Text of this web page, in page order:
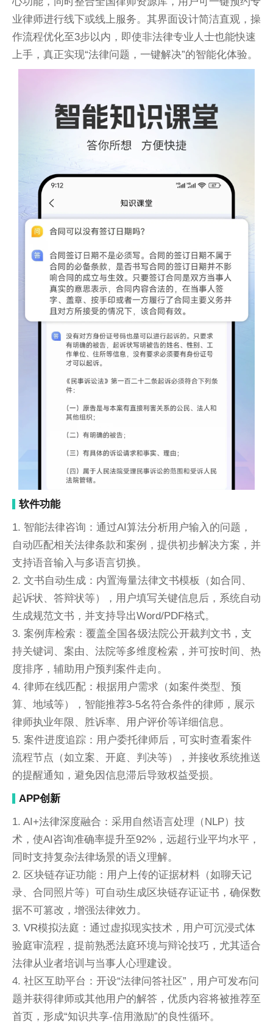
业律师进行线下或线上服务。其界面设计简洁直观，操
作流程优化至3步以内，即使非法律专业人士也能快速
上手，真正实现“法律问题，一键解决”的智能化体验。
软件功能
1. 智能法律咨询：通过AI算法分析用户输入的问题，
自动匹配相关法律条款和案例，提供初步解决方案，并
支持语音输入与多语言切换。
2. 文书自动生成：内置海量法律文书模板（如合同、
起诉状、答辩状等），用户填写关键信息后，系统自动
生成规范文书，并支持导出Word/PDF格式。
3. 案例库检索：覆盖全国各级法院公开裁判文书，支
持关键词、案由、法院等多维度检索，并可按时间、热
度排序，辅助用户预判案件走向。
4. 律师在线匹配：根据用户需求（如案件类型、预
算、地域等），智能推荐3-5名符合条件的律师，展示
律师执业年限、胜诉率、用户评价等详细信息。
5. 案件进度追踪：用户委托律师后，可实时查看案件
流程节点（如立案、开庭、判决等），并接收系统推送
的提醒通知，避免因信息滞后导致权益受损。
APP创新
1. AI+法律深度融合：采用自然语言处理（NLP）技
术，使AI咨询准确率提升至92%，远超行业平均水平，
同时支持复杂法律场景的语义理解。
2. 区块链存证功能：用户上传的证据材料（如聊天记
录、合同照片等）可自动生成区块链存证证书，确保数
据不可篡改，增强法律效力。
3. VR模拟法庭：通过虚拟现实技术，用户可沉浸式体
验庭审流程，提前熟悉法庭环境与辩论技巧，尤其适合
法律从业者培训与当事人心理建设。
4. 社区互助平台：开设“法律问答社区”，用户可发布问
题并获得律师或其他用户的解答，优质内容将被推荐至
首页，形成“知识共享-信用激励”的良性循环。